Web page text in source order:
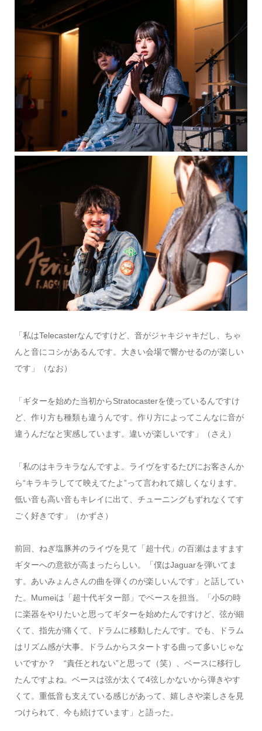
「私はTelecasterなんですけど、音がジャキジャキだし、ちゃ
んと音にコシがあるんです。大きい会場で響かせるのが楽しい
です」（なお）
「ギターを始めた当初からStratocasterを使っているんですけ
ど、作り方も種類も違うんです。作り方によってこんなに音が
違うんだなと実感しています。違いが楽しいです」（さえ）
「私のはキラキラなんですよ。ライヴをするたびにお客さんか
ら“キラキラしてて映えてたよ”って言われて嬉しくなります。
低い音も高い音もキレイに出て、チューニングもずれなくてす
ごく好きです」（かずさ）
前回、ねぎ塩豚丼のライヴを見て「超十代」の百瀬はますます
ギターへの意欲が高まったらしい。「僕はJaguarを弾いてま
す。あいみょんさんの曲を弾くのが楽しいんです」と話してい
た。Mumeiは「超十代ギター部」でベースを担当。「小5の時
に楽器をやりたいと思ってギターを始めたんですけど、弦が細
くて、指先が痛くて、ドラムに移動したんです。でも、ドラム
はリズム感が大事。ドラムからスタートする曲って多いじゃな
いですか？ “責任とれない”と思って（笑）、ベースに移行し
たんですよね。ベースは弦が太くて4弦しかないから弾きやす
くて。重低音も支えている感じがあって、嬉しさや楽しさを見
つけられて、今も続けています」と語った。